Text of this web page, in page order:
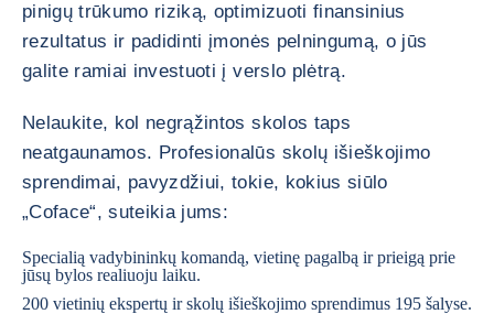
pinigų trūkumo riziką, optimizuoti finansinius
rezultatus ir padidinti įmonės pelningumą, o jūs
galite ramiai investuoti į verslo plėtrą.
Nelaukite, kol negrąžintos skolos taps
neatgaunamos. Profesionalūs skolų išieškojimo
sprendimai, pavyzdžiui, tokie, kokius siūlo
„Coface“, suteikia jums:
Specialią vadybininkų komandą, vietinę pagalbą ir prieigą prie
jūsų bylos realiuoju laiku.
200 vietinių ekspertų ir skolų išieškojimo sprendimus 195 šalyse.